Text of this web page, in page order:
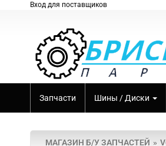
Вход для поставщиков
Запчасти Шины / Диски
МАГАЗИН Б/У ЗАПЧАСТЕЙ